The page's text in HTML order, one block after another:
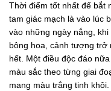
Thời điểm tốt nhất để bắt
tam giác mạch là vào lúc
vào những ngày nắng,
bông hoa, cảnh tượng trở
hết. Một điều độc đáo
màu sắc theo từng giai
mang màu trắng tinh